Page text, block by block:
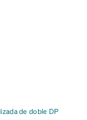
de doble DP